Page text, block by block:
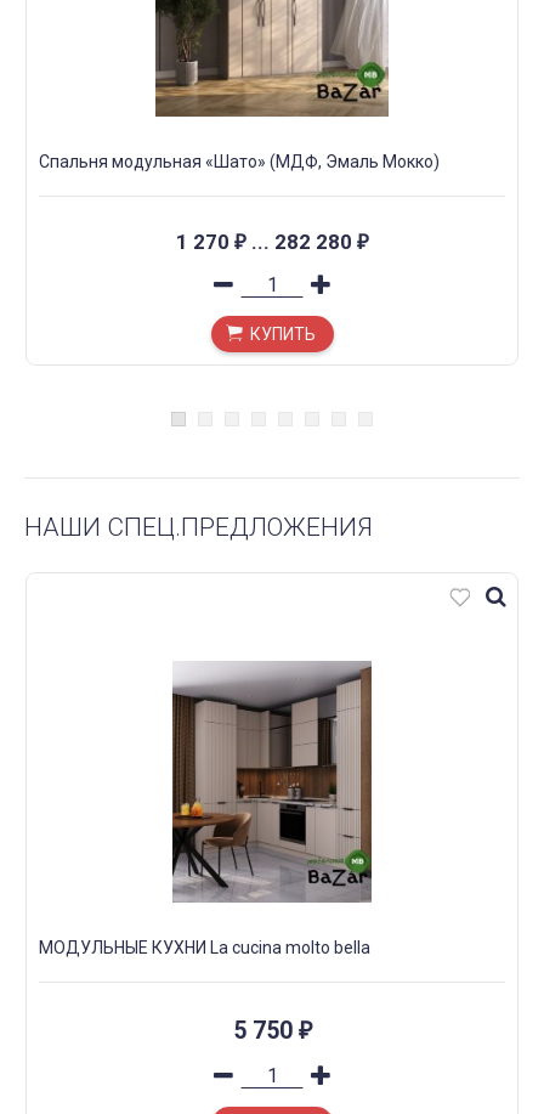
Спальня модульная «Шато» (МДФ, Эмаль Мокко)
1 270 ₽... 282 280 ₽
КУПИТЬ
НАШИ СПЕЦ.ПРЕДЛОЖЕНИЯ
МОДУЛЬНЫЕ КУХНИ La cucina molto bella
5 750 ₽